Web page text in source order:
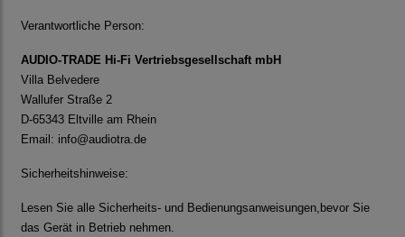
Verantwortliche Person:
AUDIO-TRADE Hi-Fi Vertriebsgesellschaft mbH
Villa Belvedere
Wallufer Straße 2
D-65343 Eltville am Rhein
Email: info@audiotra.de
Sicherheitshinweise:
Lesen Sie alle Sicherheits- und Bedienungsanweisungen,bevor Sie
das Gerät in Betrieb nehmen.